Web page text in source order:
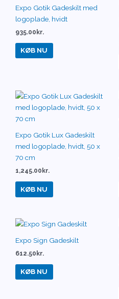
Expo Gotik Gadeskilt med
logoplade, hvidt
935.00kr.
KØB NU
Expo Gotik Lux Gadeskilt
med logoplade, hvidt, 50 x
70 cm
1,245.00 kr.
KØB NU
Expo Sign Gadeskilt
612.50kr.
KØB NU